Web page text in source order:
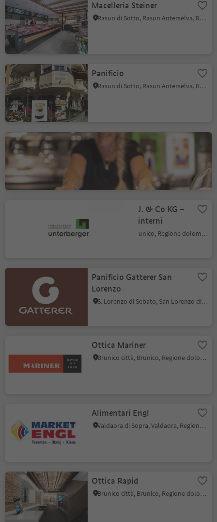
Macelleria Steiner
Rasun di Sotto, Rasun Anterselva, Regione dolomitica Plan de Corones
Panificio
Rasun di Sotto, Rasun Anterselva, Regione dolomitica Plan de Corones
Gatterer Paneficio -
pasticceria con Cafè
Unterberger J. & Co KG –
arredamenti interni
Campolino, Brunico, Regione dolomitica Plan de Corones
Panificio Gatterer San
Lorenzo
S. Lorenzo di Sebato, San Lorenzo di Sebato, Regione dolomitica Plan de Corones
Ottica Mariner
Brunico città, Brunico, Regione dolomitica Plan de Corones
Alimentari Engl
Valdaora di Sopra, Valdaora, Regione dolomitica Plan de Corones
Ottica Rapid
Brunico città, Brunico, Regione dolomitica Plan de Corones